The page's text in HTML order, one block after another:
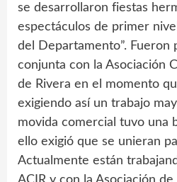
se desarrollaron fiestas
espectáculos de primer
del Departamento”. Fueron
conjunta con la Asociación
de Rivera en el momento
exigiendo así un trabajo
movida comercial tuvo una
ello exigió que se unieran
Actualmente están